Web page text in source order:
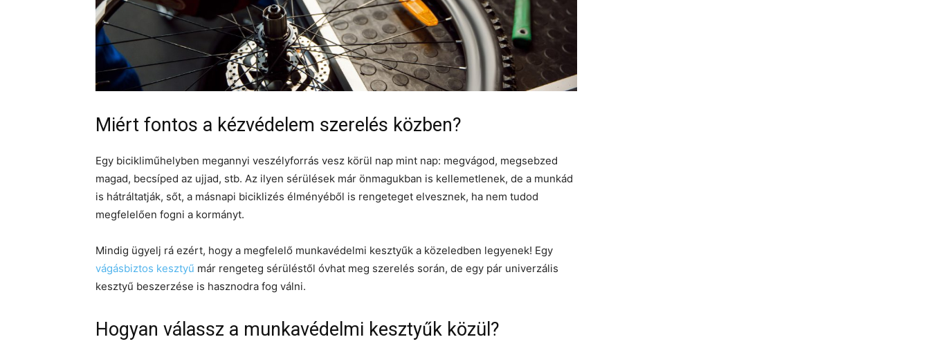
Miért fontos a kézvédelem szerelés közben?
Egy bicikliműhelyben megannyi veszélyforrás vesz körül nap mint nap: megvágod, megsebzed
magad, becsíped az ujjad, stb. Az ilyen sérülések már önmagukban is kellemetlenek, de a munkád
is hátráltatják, sőt, a másnapi biciklizés élményéből is rengeteget elvesznek, ha nem tudod
megfelelően fogni a kormányt.
Mindig ügyelj rá ezért, hogy a megfelelő munkavédelmi kesztyűk a közeledben legyenek! Egy
vágásbiztos kesztyű már rengeteg sérüléstől óvhat meg szerelés során, de egy pár univerzális
kesztyű beszerzése is hasznodra fog válni.
Hogyan válassz a munkavédelmi kesztyűk közül?